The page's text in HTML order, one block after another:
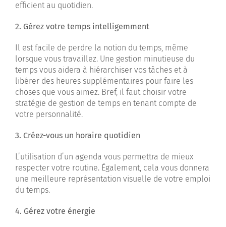
efficient au quotidien.
2. Gérez votre temps intelligemment
Il est facile de perdre la notion du temps, même
lorsque vous travaillez. Une gestion minutieuse du
temps vous aidera à hiérarchiser vos tâches et à
libérer des heures supplémentaires pour faire les
choses que vous aimez. Bref, il faut choisir votre
stratégie de gestion de temps en tenant compte de
votre personnalité.
3. Créez-vous un horaire quotidien
L’utilisation d’un agenda vous permettra de mieux
respecter votre routine. Également, cela vous donnera
une meilleure représentation visuelle de votre emploi
du temps.
4. Gérez votre énergie